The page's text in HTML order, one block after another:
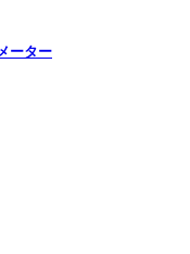
ーター